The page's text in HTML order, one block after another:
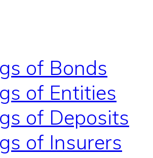
of Bonds
of Entities
of Deposits
of Insurers